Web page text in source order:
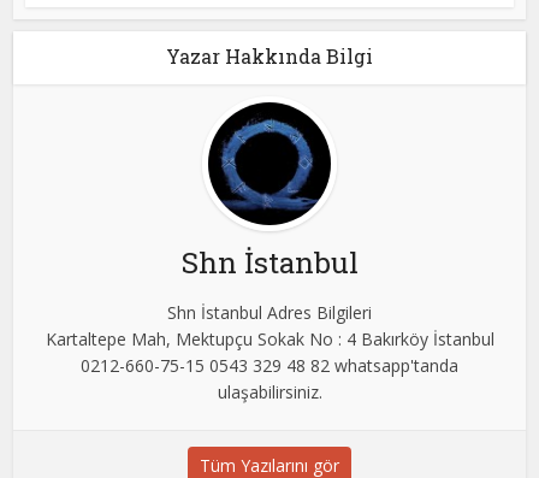
Yazar Hakkında Bilgi
Shn İstanbul
Shn İstanbul Adres Bilgileri
Kartaltepe Mah, Mektupçu Sokak No : 4 Bakırköy İstanbul
0212-660-75-15 0543 329 48 82 whatsapp'tanda
ulaşabilirsiniz.
Tüm Yazılarını gör